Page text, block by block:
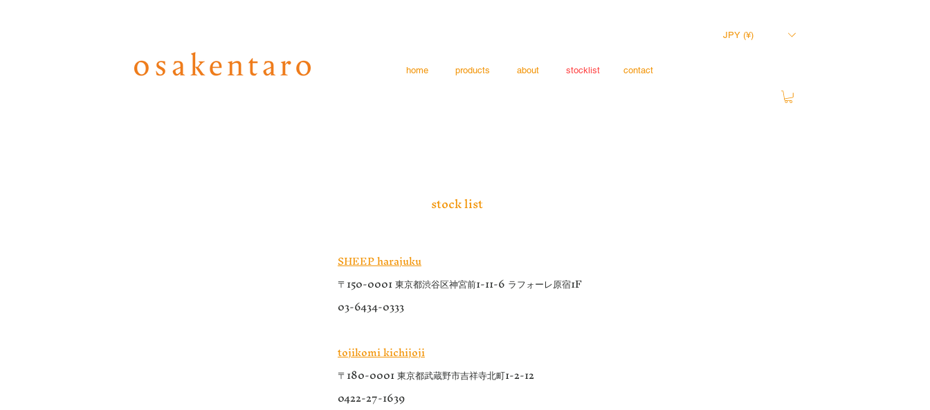
JPY (¥)
home products about stocklist contact
stock list
SHEEP harajuku
〒150-0001 東京都渋谷区神宮前1-11-6 ラフォーレ原宿1F
03-6434-0333
tojikomi kichijoji
〒180-0001 東京都武蔵野市吉祥寺北町1-2-12
0422-27-1639